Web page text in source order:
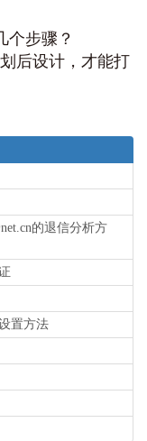
个步骤？
后设计，才能打
的退信分析方
置方法